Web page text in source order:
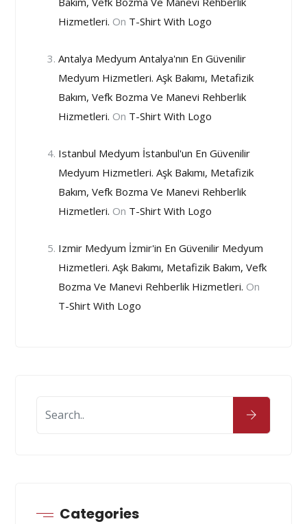
Hizmetleri. On T-Shirt With Logo
Antalya Medyum Antalya'nın En Güvenilir
Medyum Hizmetleri. Aşk Bakımı, Metafizik
Bakım, Vefk Bozma Ve Manevi Rehberlik
Hizmetleri. On T-Shirt With Logo
Istanbul Medyum İstanbul'un En Güvenilir
Medyum Hizmetleri. Aşk Bakımı, Metafizik
Bakım, Vefk Bozma Ve Manevi Rehberlik
Hizmetleri. On T-Shirt With Logo
Izmir Medyum İzmir'in En Güvenilir Medyum
Hizmetleri. Aşk Bakımı, Metafizik Bakım, Vefk
Bozma Ve Manevi Rehberlik Hizmetleri. On
T-Shirt With Logo
Categories